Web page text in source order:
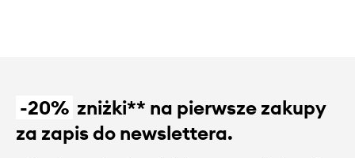
-20% zniżki** na pierwsze zakupy
za zapis do newslettera.